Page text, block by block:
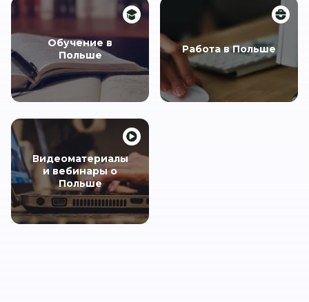
Обучение в
Польше
Работа в Польше
Видеоматериалы
и вебинары о
Польше